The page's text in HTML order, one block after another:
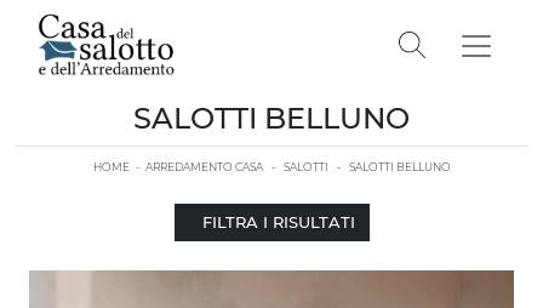
SALOTTI BELLUNO
HOME - ARREDAMENTO CASA - SALOTTI - SALOTTI BELLUNO
FILTRA I RISULTATI